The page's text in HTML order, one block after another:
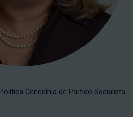
Concelhia do Partido Socialista